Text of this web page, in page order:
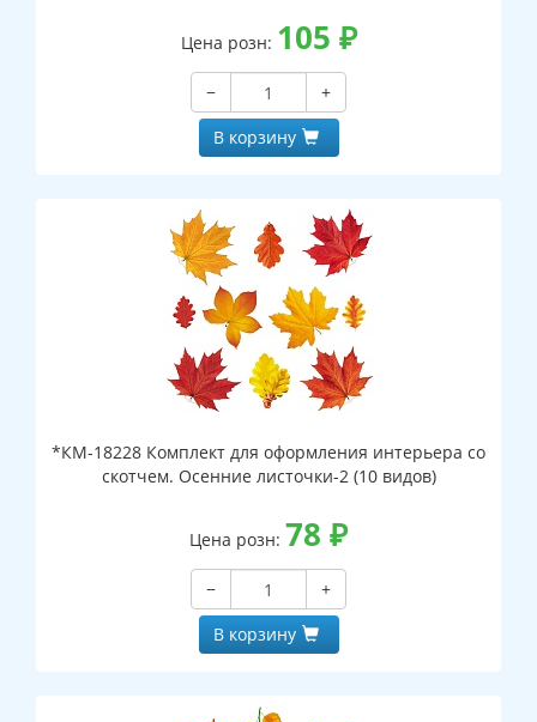
Цена розн: 105 ₽
−
+
В корзину
*КМ-18228 Комплект для оформления интерьера со
скотчем. Осенние листочки-2 (10 видов)
Цена розн: 78 ₽
−
+
В корзину